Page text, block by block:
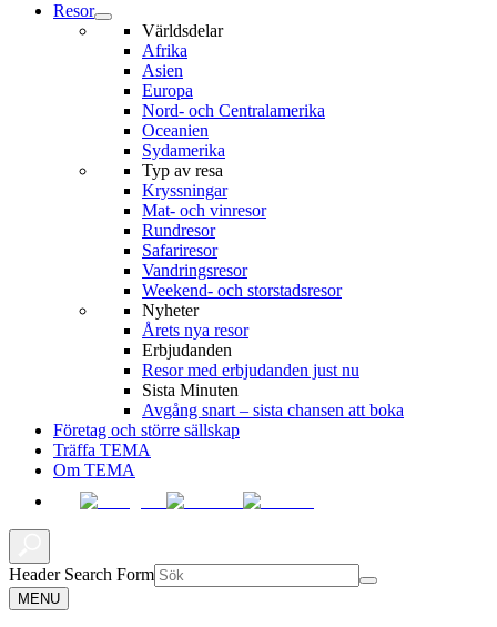
Resor
Världsdelar
Afrika
Asien
Europa
Nord- och Centralamerika
Oceanien
Sydamerika
Typ av resa
Kryssningar
Mat- och vinresor
Rundresor
Safariresor
Vandringsresor
Weekend- och storstadsresor
Nyheter
Årets nya resor
Erbjudanden
Resor med erbjudanden just nu
Sista Minuten
Avgång snart – sista chansen att boka
Företag och större sällskap
Träffa TEMA
Om TEMA
Header Search Form
MENU